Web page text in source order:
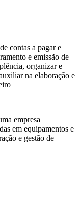
contas a pagar e
e emissão de
organizar e
na elaboração e
empresa
em equipamentos e
e gestão de